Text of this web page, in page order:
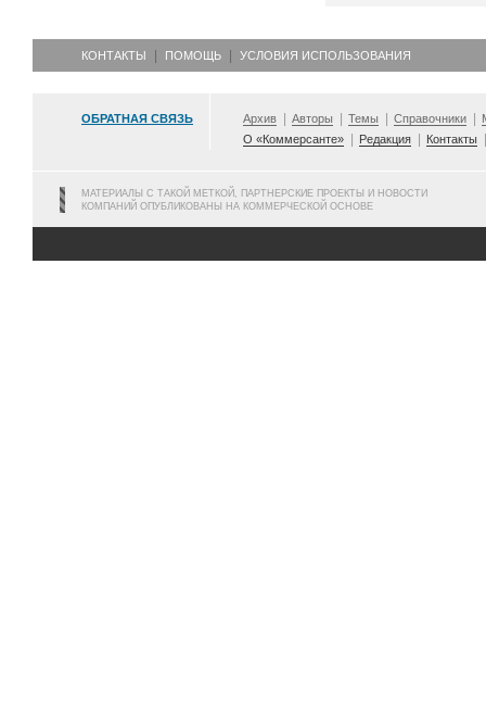
КОНТАКТЫ ПОМОЩЬ УСЛОВИЯ ИСПОЛЬЗОВАНИЯ
ОБРАТНАЯ СВЯЗЬ Архив Авторы Темы Справочники
О «Коммерсанте»
Редакция Контакты
МАТЕРИАЛЫ С ТАКОЙ МЕТКОЙ, ПАРТНЕРСКИЕ ПРОЕКТЫ И НОВОСТИ
КОМПАНИЙ ОПУБЛИКОВАНЫ НА КОММЕРЧЕСКОЙ ОСНОВЕ